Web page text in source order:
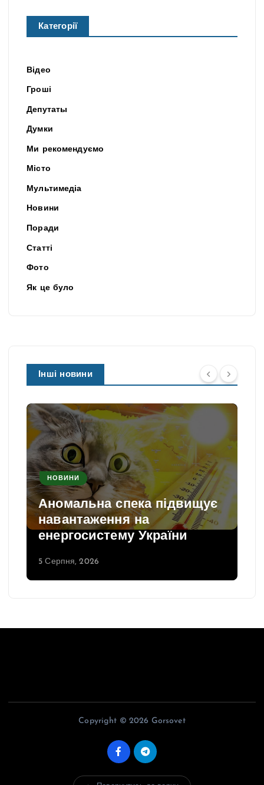
Категорії
Відео
Гроші
Депутаты
Думки
Ми рекомендуємо
Місто
Мультимедіа
Новини
Поради
Статті
Фото
Як це було
Інші новини
НОВИНИ
Аномальна спека підвищує
навантаження на
енергосистему України
5 Серпня, 2026
Copyright © 2026 Gorsovet